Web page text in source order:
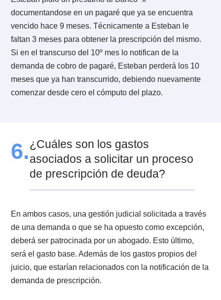
Segundo, de la rapidez con que logremos notificar al
demandado o demandante de nuestra solicitud y del
tribunal en donde caiga nuestra demanda o solicitud.
las cosas, un juicio de prescripción podría demorar
3 y 18 meses.
relación a la prescripción
plazo de la prescripción se ha cumplido, o por el
contrario, se encuentra corriendo y aún no se
ambos casos los efectos son los siguientes:
Demanda nueva por deuda cuyo plazo de